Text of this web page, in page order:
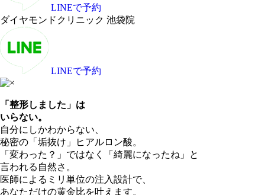
LINEで予約
ダイヤモンドクリニック 池袋院
LINEで予約
「整形しました」は
いらない。
自分にしかわからない、
秘密の「垢抜け」ヒアルロン酸。
「変わった？」 ではなく「綺麗になったね」と
言われる自然さ。
医師によるミリ単位の注入設計で、
あなただけの黄金比を叶えます。